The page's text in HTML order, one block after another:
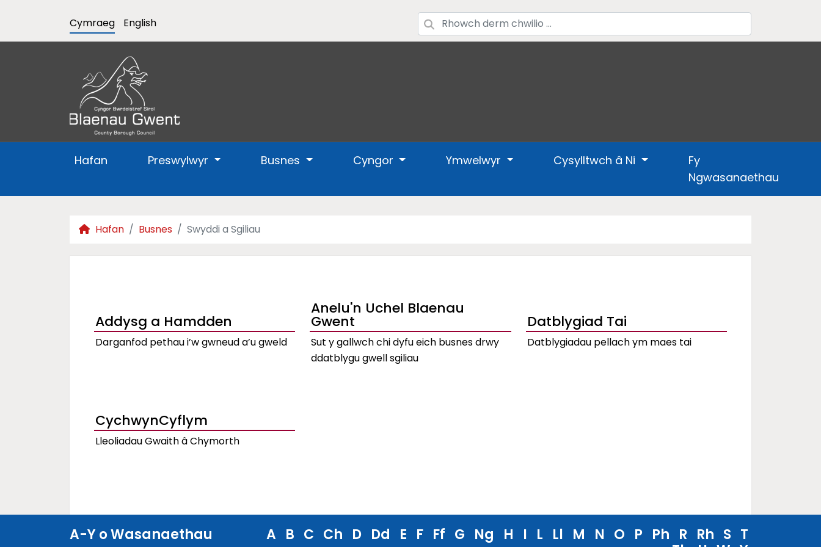
Cymraeg English
Hafan Preswylwyr Busnes Cyngor Ymwelwyr Cysylltwch â Ni
Fy
Ngwasanaethau
Hafan Busnes Swyddi a Sgiliau
Addysg a Hamdden
Darganfod pethau i’w gwneud a’u gweld
Anelu'n Uchel Blaenau
Gwent
Sut y gallwch chi dyfu eich busnes drwy
ddatblygu gwell sgiliau
Datblygiad Tai
Datblygiadau pellach ym maes tai
CychwynCyflym
Lleoliadau Gwaith â Chymorth
A-Y o Wasanaethau A B C Ch D Dd E F Ff G Ng H I L Ll M N O P Ph R Rh S T